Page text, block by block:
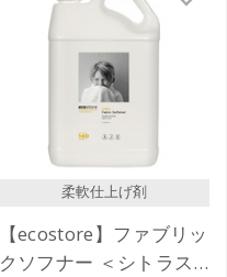
柔軟仕上げ剤
【ecostore】ファブリッ
クソフナー ＜シトラス